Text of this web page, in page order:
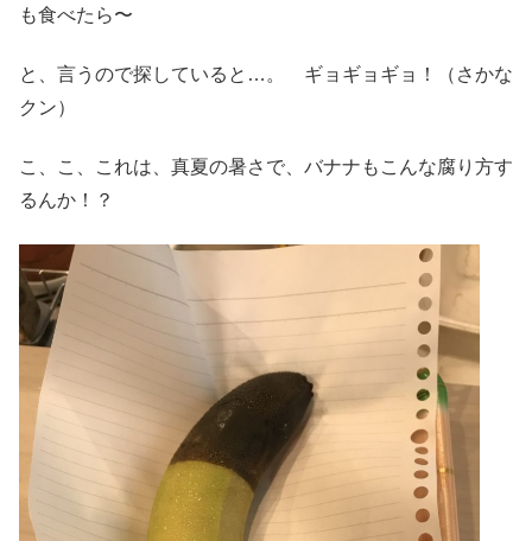
も食べたら〜
と、言うので探していると…。 ギョギョギョ！（さかな
クン）
こ、こ、これは、真夏の暑さで、バナナもこんな腐り方す
るんか！？